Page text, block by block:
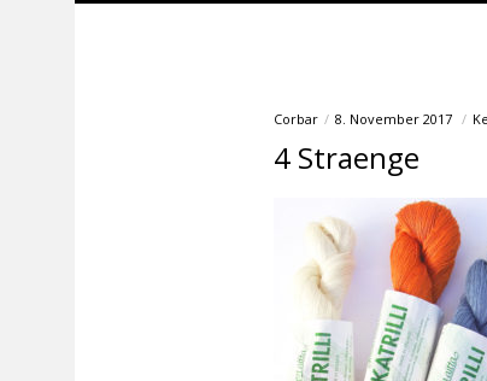
Corbar 8. November 2017
4 Straenge